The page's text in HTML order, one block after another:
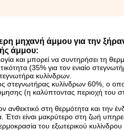
μηχανή άμμου για την
άμμου:
και μπορεί να συντηρήσει τη
(35% για τον ενιαίο
κυλίνδρων.
στεγνωτήρας κυλίνδρων 60%, ο
(η καλύπτοντας περιοχή του
ανθεκτικό στη θερμότητα και την
είναι μακρύτερο στη ζωή
του εξωτερικού